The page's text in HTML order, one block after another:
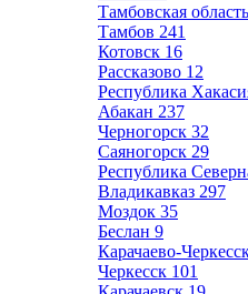
Тамбовская область
Тамбов 241
Котовск 16
Рассказово 12
Республика
Абакан 237
Черногорск 32
Саяногорск 29
Республика
Владикавказ 297
Моздок 35
Беслан 9
Карачаево-
Черкесск 101